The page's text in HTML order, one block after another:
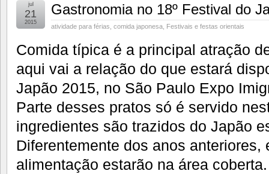
Gastronomia no 18º Festival do
atividade para férias comida japonesa Festivais e festas orientais
jul
21
2015
Comida típica é a principal atração
aqui vai a relação do que estará
Japão 2015, no São Paulo Expo
Parte desses pratos só é servido
ingredientes são trazidos do Japão
Diferentemente dos anos anteriores,
alimentação estarão na área